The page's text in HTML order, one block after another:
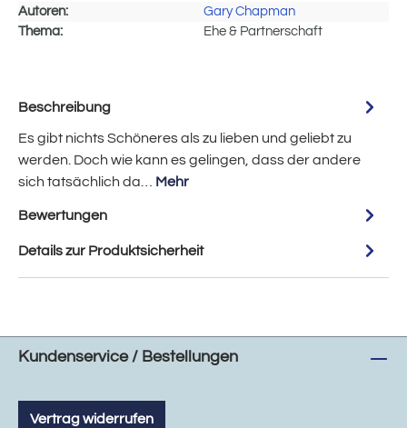
Autoren:
Gary Chapman
Thema:
Ehe & Partnerschaft
Beschreibung
Es gibt nichts Schöneres als zu lieben und geliebt zu
werden. Doch wie kann es gelingen, dass der andere
sich tatsächlich da… Mehr
Bewertungen
Details zur Produktsicherheit
Kundenservice / Bestellungen
Vertrag widerrufen